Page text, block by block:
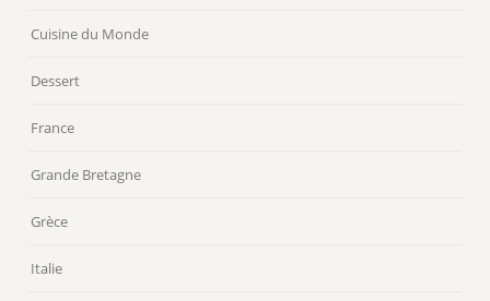
Cuisine du Monde
Dessert
France
Grande Bretagne
Grèce
Italie